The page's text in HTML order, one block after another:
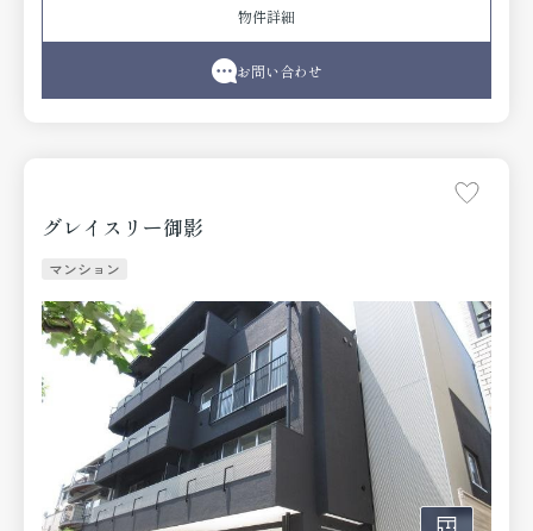
物件詳細
お問い合わせ
グレイスリー御影
マンション